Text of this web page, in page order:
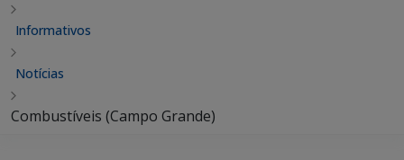
Informativos
Notícias
Combustíveis (Campo Grande)